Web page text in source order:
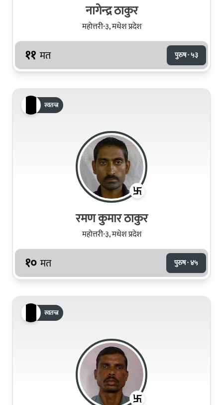
नागेन्‍द्र ठाकुर
महोत्तरी-३, मधेश प्रदेश
११ मत पुरुष · ५३
स्वतन्त्र
रमण कुमार ठाकुर
महोत्तरी-३, मधेश प्रदेश
१० मत पुरुष · ४५
स्वतन्त्र